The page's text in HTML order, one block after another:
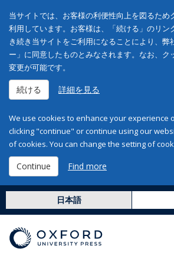
当サイトでは、お客様の利便性向上を図るため
利用しています。お客様は、「続ける」のリン
き続き当サイトをご利用になることにより、弊
ー」に同意したものとみなされます。なお、ク
変更が可能です。
続ける 詳細を見る
We use cookies to enhance your experience
clicking "continue" or continue using our
of cookies. You can change the setting of
Continue Find more
日本語